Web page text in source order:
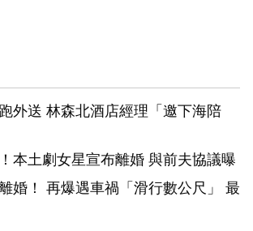
外送 林森北酒店經理「邀下海陪
本土劇女星宣布離婚 與前夫協議曝
婚！ 再爆遇車禍「滑行數公尺」 最